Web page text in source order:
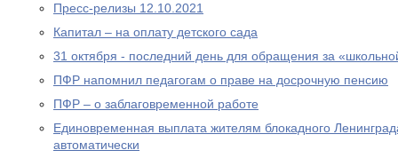
Пресс-релизы 12.10.2021
Капитал – на оплату детского сада
31 октября - последний день для обращения за
ПФР напомнил педагогам о праве на досрочную пенсию
ПФР – о заблаговременной работе
Единовременная выплата жителям блокадного
автоматически